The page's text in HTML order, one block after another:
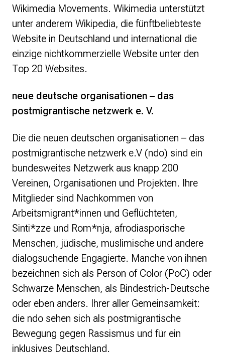
Wikimedia Movements. Wikimedia unterstützt
unter anderem Wikipedia, die fünftbeliebteste
Website in Deutschland und international die
einzige nichtkommerzielle Website unter den
Top 20 Websites.
neue deutsche organisationen – das
postmigrantische netzwerk e. V.
Die die neuen deutschen organisationen – das
postmigrantische netzwerk e.V (ndo) sind ein
bundesweites Netzwerk aus knapp 200
Vereinen, Organisationen und Projekten. Ihre
Mitglieder sind Nachkommen von
Arbeitsmigrant*innen und Geflüchteten,
Sinti*zze und Rom*nja, afrodiasporische
Menschen, jüdische, muslimische und andere
dialogsuchende Engagierte. Manche von ihnen
bezeichnen sich als Person of Color (PoC) oder
Schwarze Menschen, als Bindestrich-Deutsche
oder eben anders. Ihrer aller Gemeinsamkeit:
die ndo sehen sich als postmigrantische
Bewegung gegen Rassismus und für ein
inklusives Deutschland.